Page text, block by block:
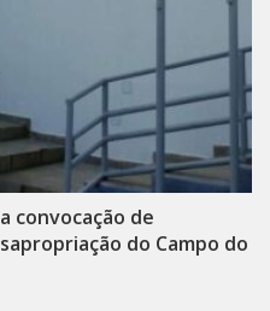
convocação de
do Campo do